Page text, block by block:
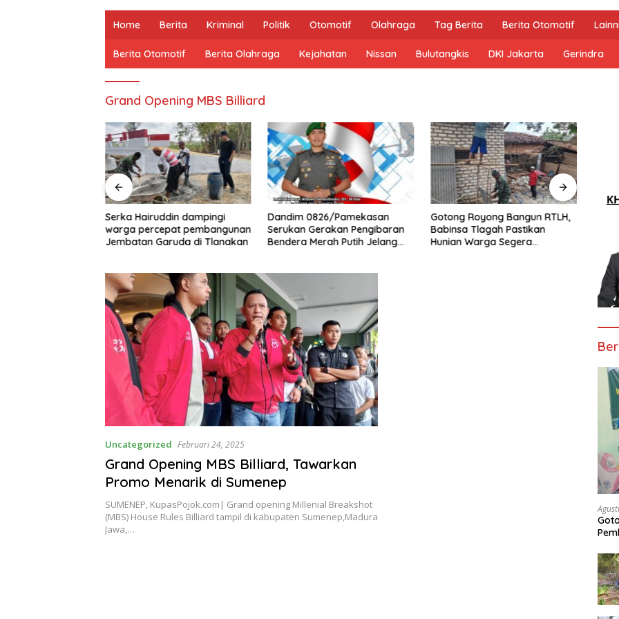
Home Berita Kriminal Politik Otomotif Olahraga Tag Berita Berita Otomotif
Berita Otomotif Berita Olahraga Kejahatan Nissan Bulutangkis DKI Jakarta Gerindra
Grand Opening MBS Billiard
Serka Hairuddin dampingi
warga percepat pembangunan
Jembatan Garuda di Tlanakan
Dandim 0826/Pamekasan
Serukan Gerakan Pengibaran
Bendera Merah Putih Jelang
Gotong Royong Bangun RTLH,
Babinsa Tlagah Pastikan
Hunian Warga Segera
BRI
Uncategorized Februari 24, 2025
Grand Opening MBS Billiard, Tawarkan
Promo Menarik di Sumenep
SUMENEP, KupasPojok.com| Grand opening Millenial Breakshot
(MBS) House Rules Billiard tampil di kabupaten Sumenep,Madura
Jawa,…